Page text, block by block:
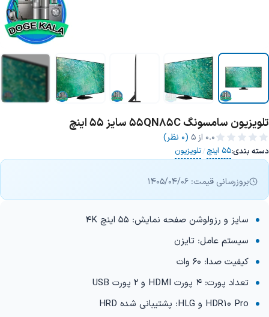
تلویزیون سامسونگ 55QN85C سایز 55 اینچ
0.0 از ۵ (0 نظر)
دسته بندی:55 اینچ /تلویزیون
بروزرسانی قیمت: 1405/04/06
سایز و رزولوشن صفحه نمایش: 55 اینچ 4K
سیستم عامل: تایزن
کیفیت صدا: 60 وات
تعداد پورت: 4 پورت HDMI و 2 پورت USB
HDR10 Pro و HLG: پشتیبانی شده HRD